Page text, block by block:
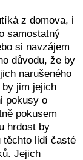
z domova, i
samostatný
si navzájem
důvodu, že by
narušeného
jim jejich
pokusy o
pokusem
hrdost by
těchto lidí časté
Jejich